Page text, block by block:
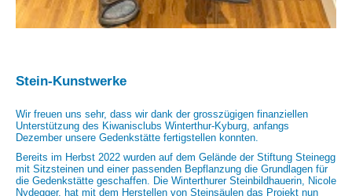
Stein-Kunstwerke
Wir freuen uns sehr, dass wir dank der grosszügigen finanziellen
Unterstützung des Kiwanisclubs Winterthur-Kyburg, anfangs
Dezember unsere Gedenkstätte fertigstellen konnten.
Bereits im Herbst 2022 wurden auf dem Gelände der Stiftung Steinegg
mit Sitzsteinen und einer passenden Bepflanzung die Grundlagen für
die Gedenkstätte geschaffen. Die Winterthurer Steinbildhauerin, Nicole
Nydegger, hat mit dem Herstellen von Steinsäulen das Projekt nun